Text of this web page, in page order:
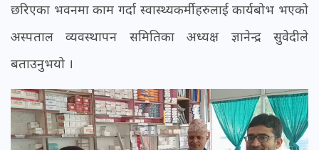
छरिएका भवनमा काम गर्दा स्वास्थ्यकर्मीहरुलाई कार्यबोभ भएको
अस्पताल व्यवस्थापन समितिका अध्यक्ष ज्ञानेन्द्र सुवेदीले
बताउनुभयो ।